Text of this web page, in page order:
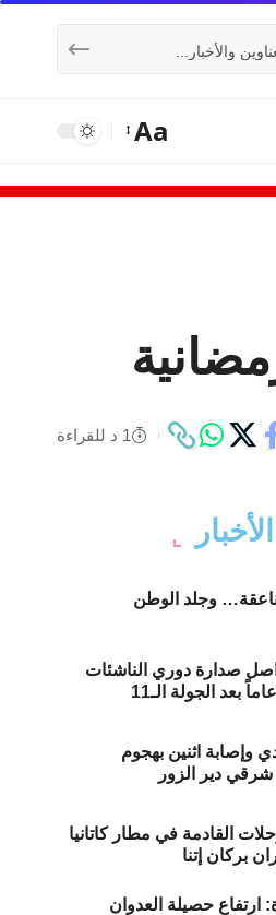
Aa
1 د للقراءة
وجلد الوطن
صدارة دوري الناشئات
وإصابة اثنين بهجوم
دير الزور
القادمة في مطار كاتانيا
بركان إتنا
حصيلة العدوان